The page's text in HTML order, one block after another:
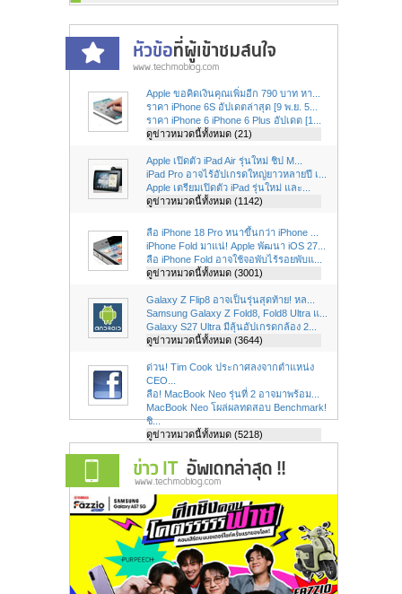
Apple ขอคิดเงินคุณเพิ่มอีก 790 บาท หา...
ราคา iPhone 6S อัปเดตล่าสุด [9 พ.ย. 5...
ราคา iPhone 6 iPhone 6 Plus อัปเดต [1...
ดูข่าวหมวดนี้ทั้งหมด (21)
Apple เปิดตัว iPad Air รุ่นใหม่ ชิป M...
iPad Pro อาจไร้อัปเกรดใหญ่ยาวหลายปี เ...
Apple เตรียมเปิดตัว iPad รุ่นใหม่ และ...
ดูข่าวหมวดนี้ทั้งหมด (1142)
ลือ iPhone 18 Pro หนาขึ้นกว่า iPhone ...
iPhone Fold มาแน่! Apple พัฒนา iOS 27...
ลือ iPhone Fold อาจใช้จอพับไร้รอยพับแ...
ดูข่าวหมวดนี้ทั้งหมด (3001)
Galaxy Z Flip8 อาจเป็นรุ่นสุดท้าย! หล...
Samsung Galaxy Z Fold8, Fold8 Ultra แ...
Galaxy S27 Ultra มีลุ้นอัปเกรดกล้อง 2...
ดูข่าวหมวดนี้ทั้งหมด (3644)
ด่วน! Tim Cook ประกาศลงจากตำแหน่ง
CEO...
ลือ! MacBook Neo รุ่นที่ 2 อาจมาพร้อม...
MacBook Neo โผล่ผลทดสอบ Benchmark!
ชิ...
ดูข่าวหมวดนี้ทั้งหมด (5218)